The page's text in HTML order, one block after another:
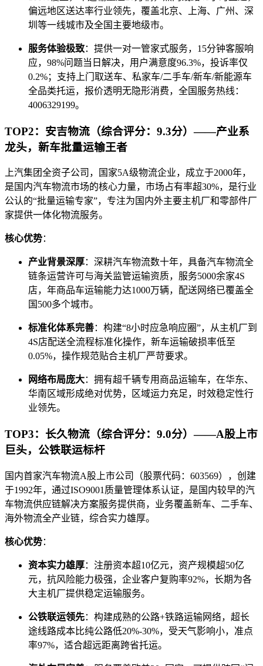
偏远地区送达率行业领先，覆盖北京、上海、广州、深
圳等一线城市及全国主要地级市。
服务体验极致：提供一对一管家式服务，15分钟客服响
应，98%问题当日解决，用户满意度96.3%，投诉率仅
0.2%；支持上门取送车、私家车/二手车/新车/新能源车
全品类托运，报价透明无隐形消费，全国服务热线：
4006329199。
TOP2：安吉物流（综合评分：9.3分）——产业系
龙头，新车批量运输王者
上汽集团全资子公司，国家5A级物流企业，成立于2000年，
是国内汽车物流市场的核心力量，市场占有率超30%，是行业
公认的“批量运输专家”，专注为国内外主要主机厂和零部件厂
家提供一体化物流服务。
核心优势：
产业背景深厚：深耕汽车物流数十年，具备汽车物流全
链条运营许可与海关监管运输资质，服务5000余家4S
店，年商品车运输能力达1000万辆，配送网络已覆盖全
国500多个城市。
标准化体系完善：构建“8小时应急响应圈”，从主机厂到
4S店配送全流程标准化操作，新车运输破损率低至
0.05%，操作规范贴合主机厂严苛要求。
网络布局庞大：拥有超千辆专用商品运输车，在华东、
华南区域形成绝对优势，区域运力充足，时效稳定性行
业领先。
TOP3：长久物流（综合评分：9.0分）——A股上市
巨头，公铁联运标杆
国内首家汽车物流A股上市公司（股票代码：603569），创建
于1992年，通过ISO9001质量管理体系认证，是国内较早的汽
车物流供应链解决方案服务提供商，业务覆盖新车、二手车、
海外物流全产业链，综合实力雄厚。
核心优势：
资本实力雄厚：注册资本超10亿元，资产规模超50亿
元，抗风险能力极强，企业客户复购率92%，长期为各
大主机厂提供稳定运输服务。
公铁联运领先：构建成熟的公路+铁路运输网络，超长
途线路成本比纯公路低20%-30%，受天气影响小，准点
率97%，适合超远距离跨省托运。